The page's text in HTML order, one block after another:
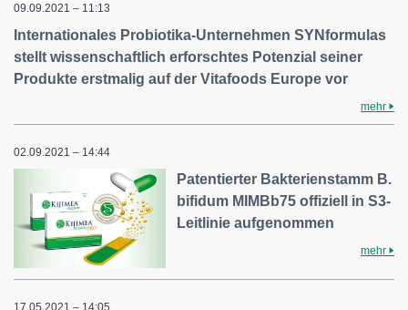
09.09.2021 – 11:13
Internationales Probiotika-Unternehmen SYNformulas
stellt wissenschaftlich erforschtes Potenzial seiner
Produkte erstmalig auf der Vitafoods Europe vor
mehr
02.09.2021 – 14:44
Patentierter Bakterienstamm B.
bifidum MIMBb75 offiziell in S3-
Leitlinie aufgenommen
mehr